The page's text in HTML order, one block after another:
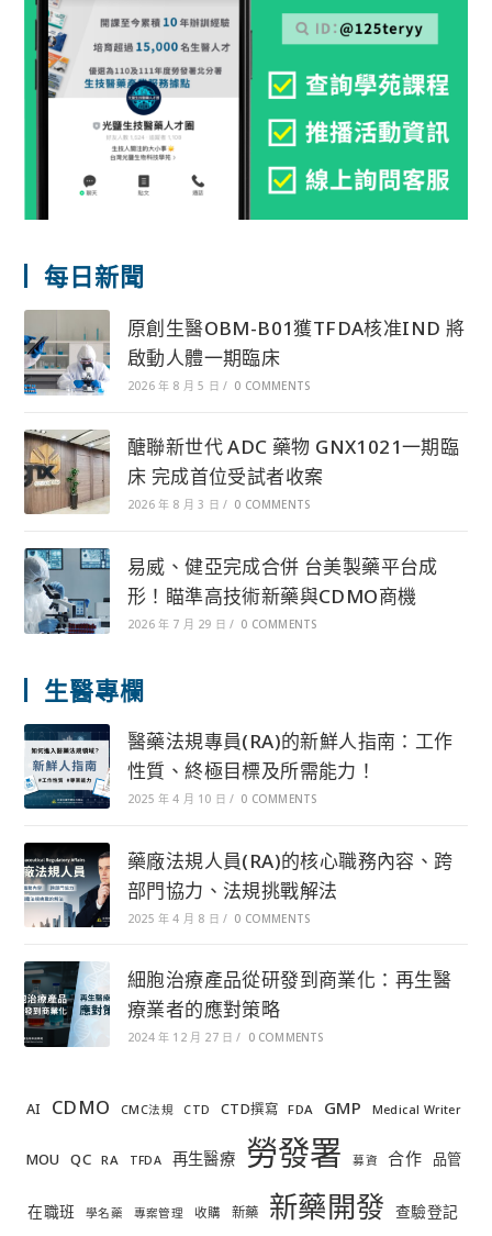
每日新聞
原創生醫OBM-B01獲TFDA核准IND 將
啟動人體一期臨床
2026 年 8 月 5 日 / 0 COMMENTS
醣聯新世代 ADC 藥物 GNX1021一期臨
床 完成首位受試者收案
2026 年 8 月 3 日 / 0 COMMENTS
易威、健亞完成合併 台美製藥平台成
形！瞄準高技術新藥與CDMO商機
2026 年 7 月 29 日 / 0 COMMENTS
生醫專欄
醫藥法規專員(RA)的新鮮人指南：工作
性質、終極目標及所需能力！
2025 年 4 月 10 日 / 0 COMMENTS
藥廠法規人員(RA)的核心職務內容、跨
部門協力、法規挑戰解法
2025 年 4 月 8 日 / 0 COMMENTS
細胞治療產品從研發到商業化：再生醫
療業者的應對策略
2024 年 12 月 27 日 / 0 COMMENTS
AI CDMO CMC法規 CTD CTD撰寫 FDA GMP Medical Writer
MOU QC RA TFDA 再生醫療 勞發署 募資 合作 品管
在職班 學名藥 專案管理 收購 新藥 新藥開發 查驗登記